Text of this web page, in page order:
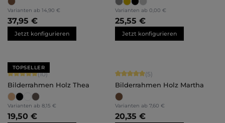
Varianten ab 14,90 €
37,95 €
Jetzt konfigurieren
Varianten ab 0,00 €
25,55 €
Jetzt konfigurieren
TOPSELLER
Durchschnittliche Bewertung von 5 von 5 Sternen
(10)
Bilderrahmen Holz Thea
Varianten ab 8,15 €
19,50 €
Durchschnittliche Bewertung von 5
(5)
Bilderrahmen Holz Martha
Varianten ab 7,60 €
20,35 €